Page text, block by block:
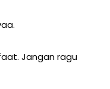
Jangan ragu